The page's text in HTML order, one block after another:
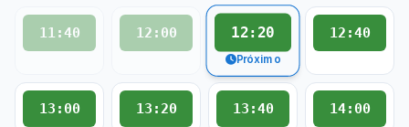
11:40 12:00 12:20
Próximo
12:40
13:00 13:20 13:40 14:00